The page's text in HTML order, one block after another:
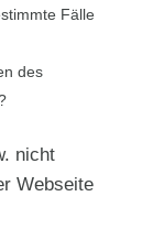
Fälle
des
nicht
Webseite